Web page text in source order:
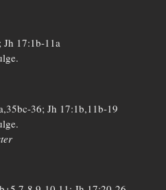
17:1b-11a
36; Jh 17:1b,11b-19